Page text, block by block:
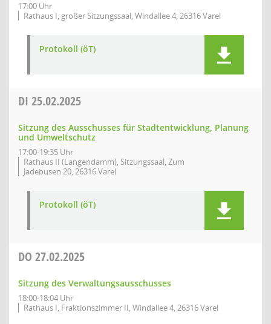
17:00 Uhr
Rathaus I, großer Sitzungssaal, Windallee 4, 26316 Varel
Protokoll (öT)
DI 25.02.2025
Sitzung des Ausschusses für Stadtentwicklung, Planung
und Umweltschutz
17:00-19:35 Uhr
Rathaus II (Langendamm), Sitzungssaal, Zum
Jadebusen 20, 26316 Varel
Protokoll (öT)
DO 27.02.2025
Sitzung des Verwaltungsausschusses
18:00-18:04 Uhr
Rathaus I, Fraktionszimmer II, Windallee 4, 26316 Varel